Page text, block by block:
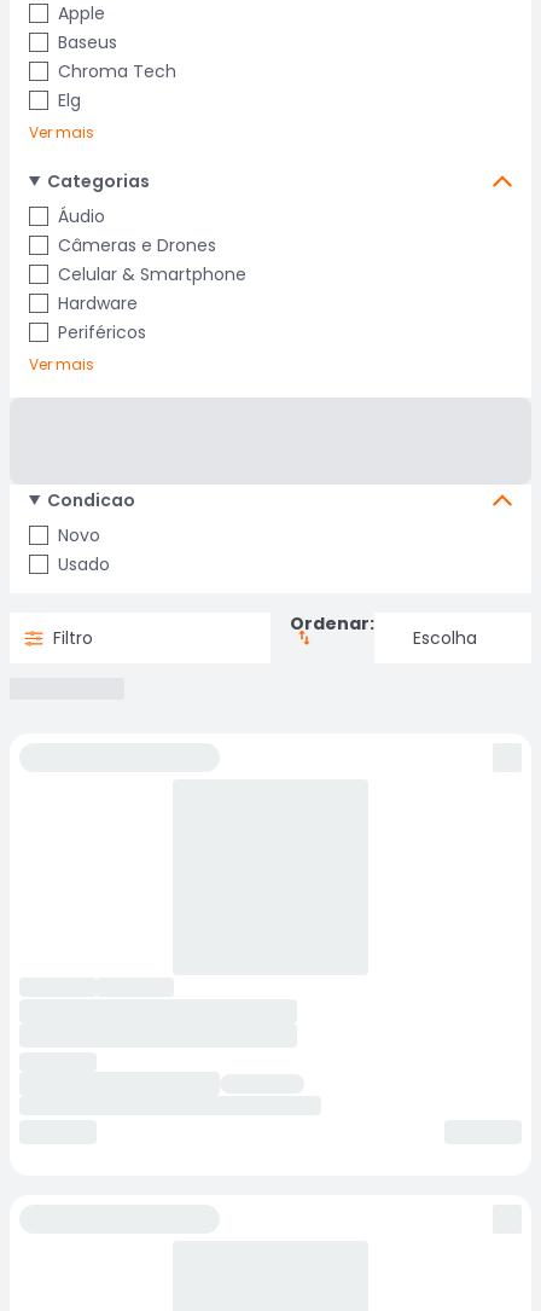
Apple
Baseus
Chroma Tech
Elg
Ver mais
Categorias
Áudio
Câmeras e Drones
Celular & Smartphone
Hardware
Periféricos
Ver mais
Condicao
Novo
Usado
Filtro
Ordenar: